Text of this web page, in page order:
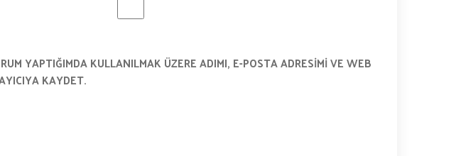
YAPTIĞIMDA KULLANILMAK ÜZERE ADIMI, E-POSTA ADRESIMI VE WEB
KAYDET.